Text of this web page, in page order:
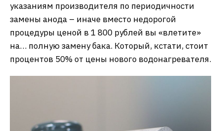
указаниям производителя по периодичности
замены анода – иначе вместо недорогой
процедуры ценой в 1 800 рублей вы «влетите»
на… полную замену бака. Который, кстати, стоит
процентов 50% от цены нового водонагревателя.